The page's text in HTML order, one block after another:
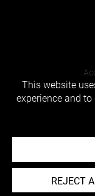
This website
experience and
REJECT